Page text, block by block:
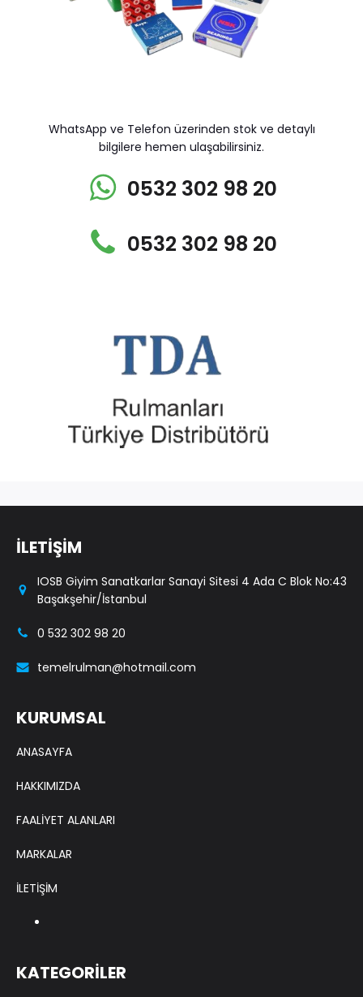
WhatsApp ve Telefon üzerinden stok ve detaylı
bilgilere hemen ulaşabilirsiniz.
0532 302 98 20
0532 302 98 20
İLETİŞİM
IOSB Giyim Sanatkarlar Sanayi Sitesi 4 Ada C Blok No:43
Başakşehir/İstanbul
0 532 302 98 20
temelrulman@hotmail.com
KURUMSAL
ANASAYFA
HAKKIMIZDA
FAALİYET ALANLARI
MARKALAR
İLETİŞİM
KATEGORİLER